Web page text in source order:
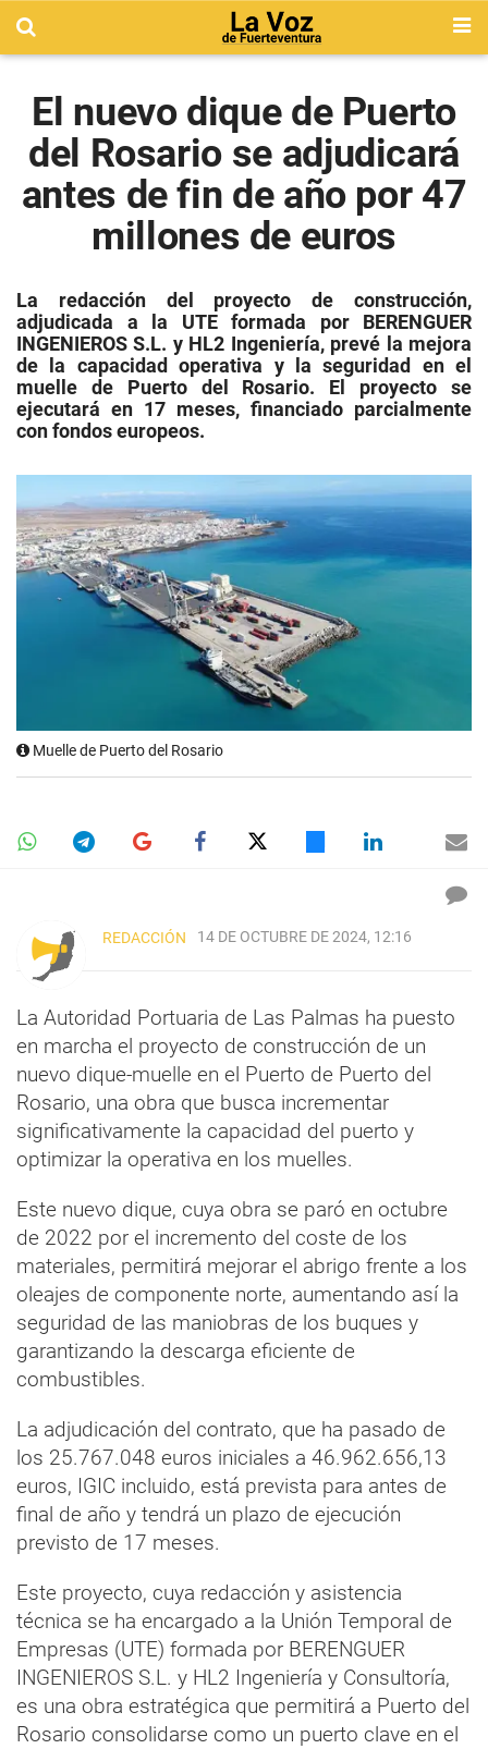
El nuevo dique de Puerto
del Rosario se adjudicará
antes de fin de año por 47
millones de euros
La redacción del proyecto de construcción,
adjudicada a la UTE formada por BERENGUER
INGENIEROS S.L. y HL2 Ingeniería, prevé la mejora
de la capacidad operativa y la seguridad en el
muelle de Puerto del Rosario. El proyecto se
ejecutará en 17 meses, financiado parcialmente
con fondos europeos.
Muelle de Puerto del Rosario
REDACCIÓN 14 DE OCTUBRE DE 2024, 12:16
La Autoridad Portuaria de Las Palmas ha puesto
en marcha el proyecto de construcción de un
nuevo dique-muelle en el Puerto de Puerto del
Rosario, una obra que busca incrementar
significativamente la capacidad del puerto y
optimizar la operativa en los muelles.
Este nuevo dique, cuya obra se paró en octubre
de 2022 por el incremento del coste de los
materiales, permitirá mejorar el abrigo frente a los
oleajes de componente norte, aumentando así la
seguridad de las maniobras de los buques y
garantizando la descarga eficiente de
combustibles.
La adjudicación del contrato, que ha pasado de
los 25.767.048 euros iniciales a 46.962.656,13
euros, IGIC incluido, está prevista para antes de
final de año y tendrá un plazo de ejecución
previsto de 17 meses.
Este proyecto, cuya redacción y asistencia
técnica se ha encargado a la Unión Temporal de
Empresas (UTE) formada por BERENGUER
INGENIEROS S.L. y HL2 Ingeniería y Consultoría,
es una obra estratégica que permitirá a Puerto del
Rosario consolidarse como un puerto clave en el